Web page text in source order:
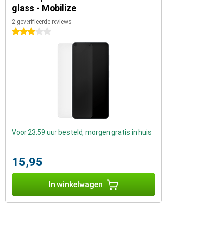
glass - Mobilize
2 geverifieerde reviews
3 sterren
Voor 23:59 uur besteld, morgen gratis in huis
15,95
In winkelwagen